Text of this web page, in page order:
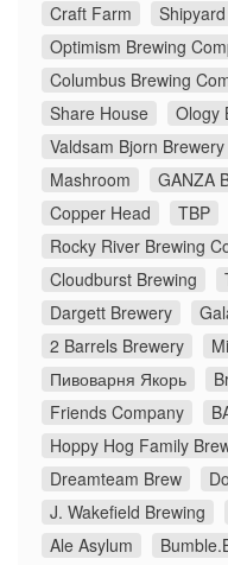
Craft Farm
Shipyard
Optimism Brewing
Columbus Brewing
Share House
Ology
Valdsam Bjorn Brewery
Mashroom
GANZA
Copper Head
TBP
Rocky River Brewing
Cloudburst Brewing
Dargett Brewery
2 Barrels Brewery
Пивоварня Якорь
Friends Company
Hoppy Hog Family
Dreamteam Brew
J. Wakefield Brewing
Ale Asylum